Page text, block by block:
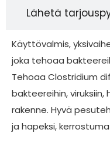
Lähetä
Käyttövalmis,
joka tehoaa
Tehoaa Clostridium
bakteereihin, viruksiin,
rakenne. Hyvä
ja hapeksi,